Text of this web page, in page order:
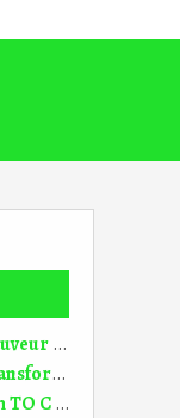
Les accusateurs, le défenseur et le Sauveur Dim Christ, roi de l'univers C (20.11.2022)
De la colère à la joie, c'est Dieu qui transforme 24° dim TO C (11.09.2022)
Dialogue avec le Père Homélie 17° dim TO C (24.07.2022)